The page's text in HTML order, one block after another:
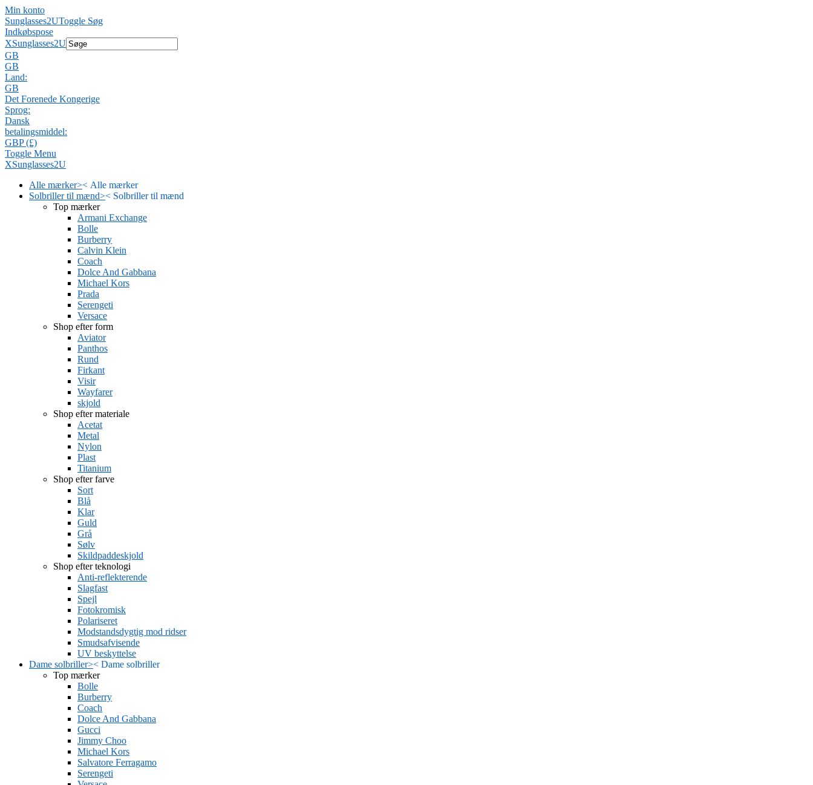
Min konto
Sunglasses2UToggle Søg
Indkøbspose
XSunglasses2U
GB
GB
Land:
GB
Det Forenede Kongerige
Sprog:
Dansk
betalingsmiddel:
GBP (£)
Toggle Menu
XSunglasses2U
Alle mærker>< Alle mærker
Solbriller til mænd>< Solbriller til mænd
Top mærker
Armani Exchange
Bolle
Burberry
Calvin Klein
Coach
Dolce And Gabbana
Michael Kors
Prada
Serengeti
Versace
Shop efter form
Aviator
Panthos
Rund
Firkant
Visir
Wayfarer
skjold
Shop efter materiale
Acetat
Metal
Nylon
Plast
Titanium
Shop efter farve
Sort
Blå
Klar
Guld
Grå
Sølv
Skildpaddeskjold
Shop efter teknologi
Anti-reflekterende
Slagfast
Spejl
Fotokromisk
Polariseret
Modstandsdygtig mod ridser
Smudsafvisende
UV beskyttelse
Dame solbriller>< Dame solbriller
Top mærker
Bolle
Burberry
Coach
Dolce And Gabbana
Gucci
Jimmy Choo
Michael Kors
Salvatore Ferragamo
Serengeti